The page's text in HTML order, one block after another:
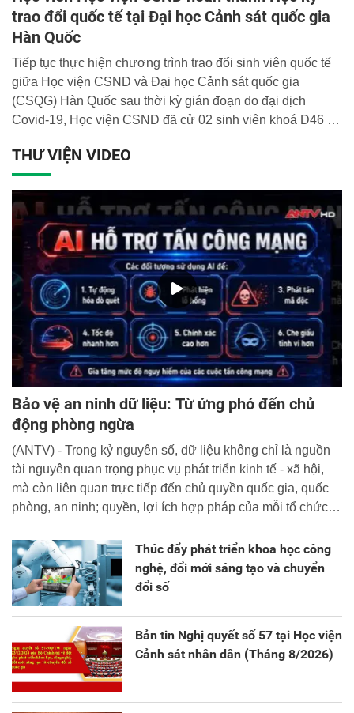
trao đổi quốc tế tại Đại học Cảnh sát quốc gia
Hàn Quốc
Tiếp tục thực hiện chương trình trao đổi sinh viên quốc tế
giữa Học viện CSND và Đại học Cảnh sát quốc gia
(CSQG) Hàn Quốc sau thời kỳ gián đoạn do đại dịch
Covid-19, Học viện CSND đã cử 02 sinh viên khoá D46 và
Hàn Quốc từ tháng 8/2022 đến tháng 12/2022.
THƯ VIỆN VIDEO
Bảo vệ an ninh dữ liệu: Từ ứng phó đến chủ
động phòng ngừa
(ANTV) - Trong kỷ nguyên số, dữ liệu không chỉ là nguồn
tài nguyên quan trọng phục vụ phát triển kinh tế - xã hội,
mà còn liên quan trực tiếp đến chủ quyền quốc gia, quốc
phòng, an ninh; quyền, lợi ích hợp pháp của mỗi tổ chức,
cá nhân.
Thúc đẩy phát triển khoa học công
nghệ, đổi mới sáng tạo và chuyển
đổi số
Bản tin Nghị quyết số 57 tại Học viện
Cảnh sát nhân dân (Tháng 8/2026)